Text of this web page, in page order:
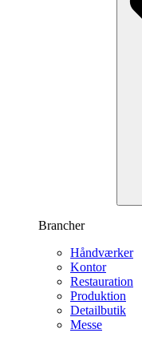
Brancher
Håndværker
Kontor
Restauration
Produktion
Detailbutik
Messe